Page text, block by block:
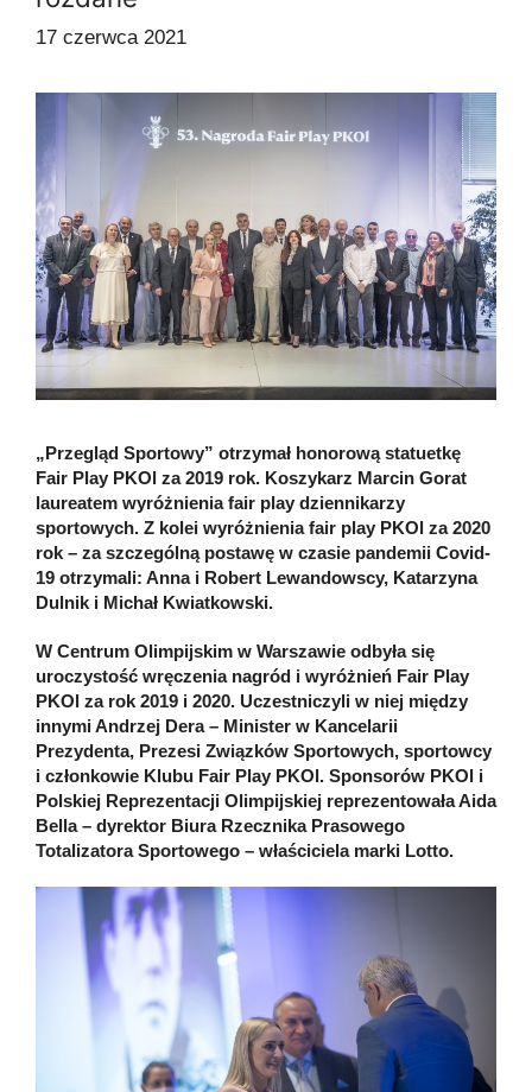
17 czerwca 2021
„Przegląd Sportowy” otrzymał honorową statuetkę
Fair Play PKOl za 2019 rok. Koszykarz Marcin Gorat
laureatem wyróżnienia fair play dziennikarzy
sportowych. Z kolei wyróżnienia fair play PKOl za 2020
rok – za szczególną postawę w czasie pandemii Covid-
19 otrzymali: Anna i Robert Lewandowscy, Katarzyna
Dulnik i Michał Kwiatkowski.
W Centrum Olimpijskim w Warszawie odbyła się
uroczystość wręczenia nagród i wyróżnień Fair Play
PKOl za rok 2019 i 2020. Uczestniczyli w niej między
innymi Andrzej Dera – Minister w Kancelarii
Prezydenta, Prezesi Związków Sportowych, sportowcy
i członkowie Klubu Fair Play PKOl. Sponsorów PKOl i
Polskiej Reprezentacji Olimpijskiej reprezentowała Aida
Bella – dyrektor Biura Rzecznika Prasowego
Totalizatora Sportowego – właściciela marki Lotto.